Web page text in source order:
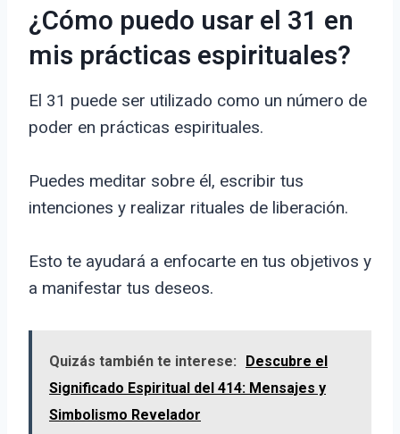
¿Cómo puedo usar el 31 en
mis prácticas espirituales?
El 31 puede ser utilizado como un número de
poder en prácticas espirituales.
Puedes meditar sobre él, escribir tus
intenciones y realizar rituales de liberación.
Esto te ayudará a enfocarte en tus objetivos y
a manifestar tus deseos.
Quizás también te interese:
Descubre el
Significado Espiritual del 414: Mensajes y
Simbolismo Revelador